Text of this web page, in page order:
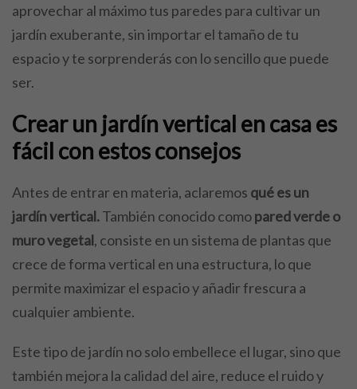
aprovechar al máximo tus paredes para cultivar un
jardín exuberante, sin importar el tamaño de tu
espacio y te sorprenderás con lo sencillo que puede
ser.
Crear un jardín vertical en casa es
fácil con estos consejos
Antes de entrar en materia, aclaremos qué es un
jardín vertical.También conocido comopared verde o
muro vegetal, consiste en un sistema de plantas que
crece de forma vertical en una estructura, lo que
permite maximizar el espacio y añadir frescura a
cualquier ambiente.
Este tipo de jardín no solo embellece el lugar, sino que
también mejora la calidad del aire, reduce el ruido y